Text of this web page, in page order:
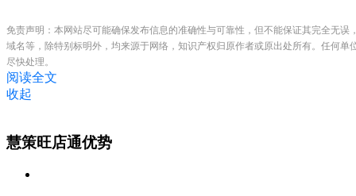
免责声明：本网站尽可能确保发布信息的准确性与可靠性，但不能保证其完全无
域名等，除特别标明外，均来源于网络，知识产权归原作者或原出处所有。任何
尽快处理。
阅读全文
收起
慧策旺店通优势